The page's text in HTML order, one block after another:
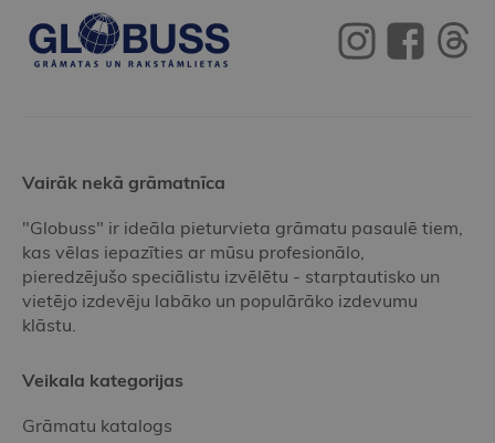
Vairāk nekā grāmatnīca
"Globuss" ir ideāla pieturvieta grāmatu pasaulē tiem,
kas vēlas iepazīties ar mūsu profesionālo,
pieredzējušo speciālistu izvēlētu - starptautisko un
vietējo izdevēju labāko un populārāko izdevumu
klāstu.
Veikala kategorijas
Grāmatu katalogs